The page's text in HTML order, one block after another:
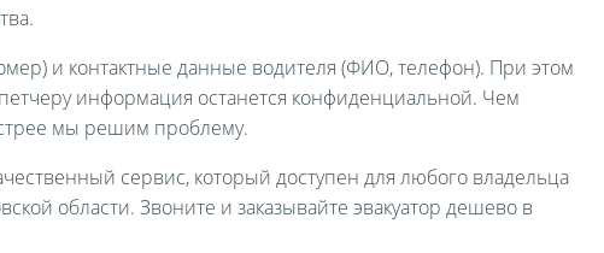
и контактные данные водителя (ФИО, телефон). При этом
информация останется конфиденциальной. Чем
мы решим проблему.
сервис, который доступен для любого владельца
области. Звоните и заказывайте эвакуатор дешево в